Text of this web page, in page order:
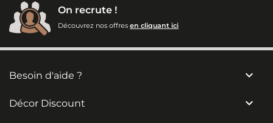
On recrute !
Découvrez nos offres en cliquant ici
Besoin d'aide ? 
Décor Discount 